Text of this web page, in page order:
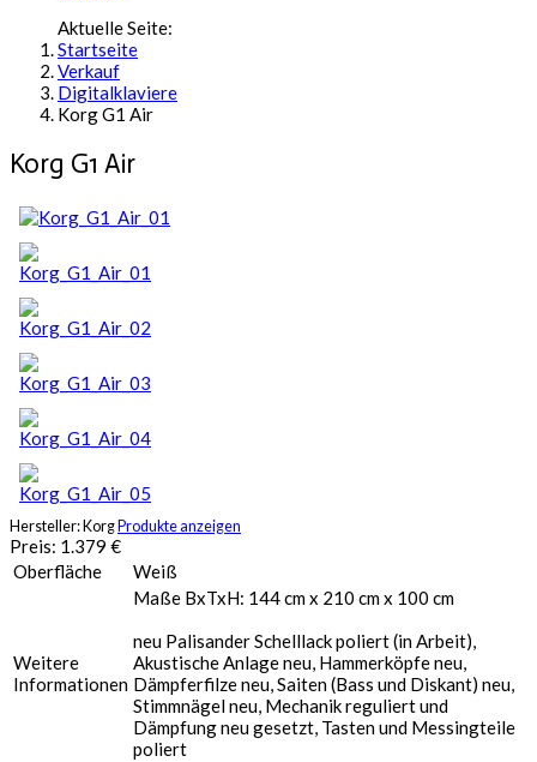
Aktuelle Seite:
Startseite
Verkauf
Digitalklaviere
Korg G1 Air
Korg G1 Air
Hersteller: Korg Produkte anzeigen
Preis: 1.379 €
Oberfläche
Weiß
Weitere
Informationen
Maße BxTxH: 144 cm x 210 cm x 100 cm
neu Palisander Schelllack poliert (in Arbeit),
Akustische Anlage neu, Hammerköpfe neu,
Dämpferfilze neu, Saiten (Bass und Diskant) neu,
Stimmnägel neu, Mechanik reguliert und
Dämpfung neu gesetzt, Tasten und Messingteile
poliert